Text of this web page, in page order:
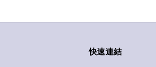
快速連結